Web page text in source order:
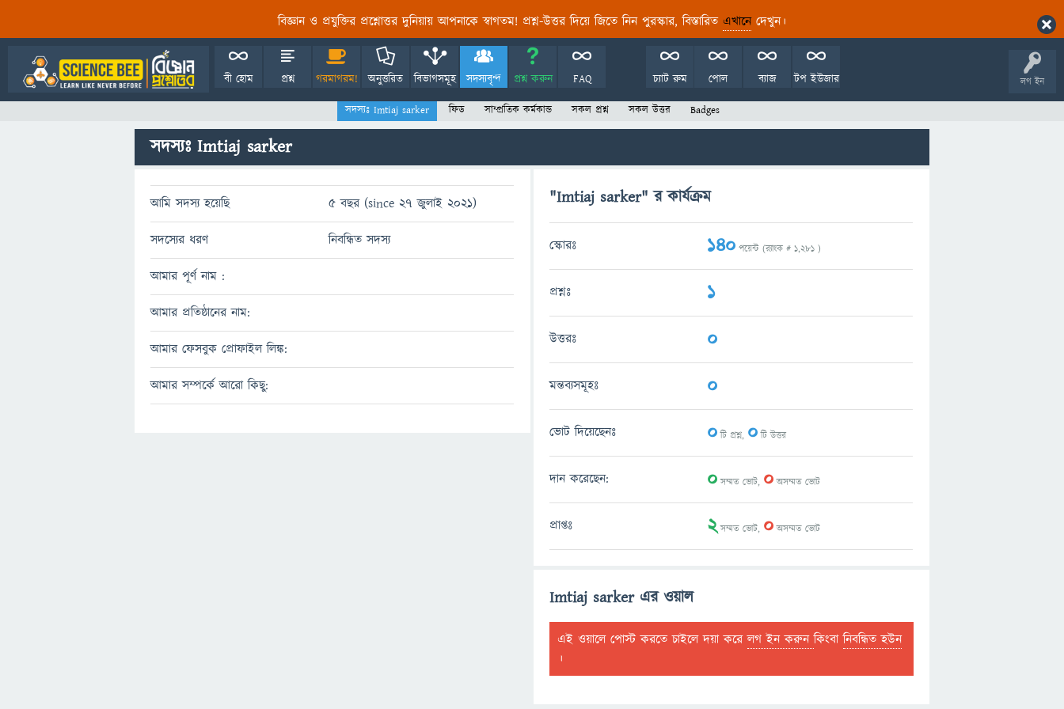
বিজ্ঞান ও প্রযুক্তির প্রশ্নোত্তর দুনিয়ায় আপনাকে স্বাগতম! প্রশ্ন-উত্তর দিয়ে জিতে নিন পুরস্কার, বিস্তারিত এখানেদেখুন।
লগ ইন
বী হোম প্রশ্ন গরমাগরম! অনুত্তরিত বিভাগসমূহ সদস্যবৃন্দ প্রশ্ন করুন FAQ টপ ইউজার
ব্যাজ
পোল
চ্যাট রুম
সদস্যঃ Imtiaj sarker ফিড সাম্প্রতিক কর্মকান্ড সকল প্রশ্ন সকল উত্তর Badges
সদস্যঃ Imtiaj sarker
আমি সদস্য হয়েছি 5 বছর (since 27 জুলাই 2021)
সদস্যের ধরণ নিবন্ধিত সদস্য
আমার পূর্ণ নাম :
আমার প্রতিষ্ঠানের নাম:
আমার ফেসবুক প্রোফাইল লিঙ্ক:
আমার সম্পর্কে আরো কিছু:
"Imtiaj sarker" র কার্যক্রম
স্কোরঃ 140 পয়েন্ট (র‌্যাংক #1,281 )
প্রশ্নঃ 1
উত্তরঃ 0
মন্তব্যসমূহঃ 0
ভোট দিয়েছেনঃ 0টি প্রশ্ন, 0টি উত্তর
দান করেছেন: 0সম্মত ভোট, 0অসম্মত ভোট
প্রাপ্তঃ 2সম্মত ভোট, 0অসম্মত ভোট
Imtiaj sarker এর ওয়াল
এই ওয়ালে পোস্ট করতে চাইলে দয়া করেলগ ইন করুনকিংবানিবন্ধিত হউন
।